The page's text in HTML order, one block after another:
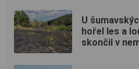
U
hořel les a
skončil v